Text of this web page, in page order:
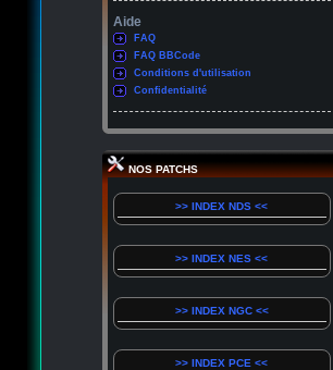
Aide
FAQ
FAQ BBCode
Conditions d'utilisation
Confidentialité
NOS PATCHS
>> INDEX NDS <<
>> INDEX NES <<
>> INDEX NGC <<
>> INDEX PCE <<